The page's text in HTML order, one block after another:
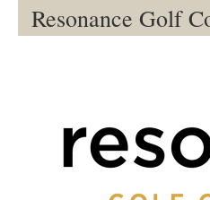
Resonance Golf